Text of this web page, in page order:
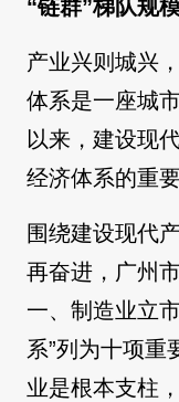
“链群”梯队规
产业兴则城兴
体系是一座城
以来，建设现
经济体系的重要
围绕建设现代
再奋进，广州
一、制造业立
系”列为十项重
业是根本支柱